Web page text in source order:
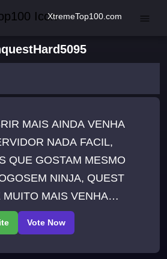
XtremeTop100.com
MAIS AINDA VENHA
NADA FACIL,
QUE GOSTAM MESMO
NINJA, QUEST
MUITO MAIS VENHA